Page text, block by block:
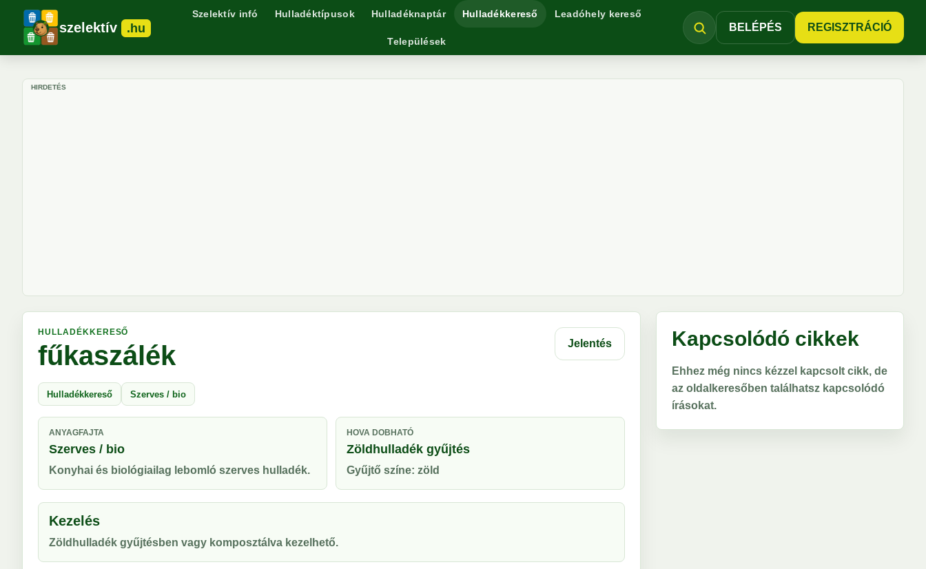
szelektív .hu
Szelektív infó Hulladéktípusok Hulladéknaptár Hulladékkereső Leadóhely kereső
Települések
BELÉPÉS REGISZTRÁCIÓ
HIRDETÉS
HULLADÉKKERESŐ
fűkaszálék Jelentés
Hulladékkereső Szerves / bio
ANYAGFAJTA
Szerves / bio
Konyhai és biológiailag lebomló szerves hulladék.
HOVA DOBHATÓ
Zöldhulladék gyűjtés
Gyűjtő színe: zöld
Kezelés
Zöldhulladék gyűjtésben vagy komposztálva kezelhető.
Kapcsolódó cikkek
Ehhez még nincs kézzel kapcsolt cikk, de
az oldalkeresőben találhatsz kapcsolódó
írásokat.